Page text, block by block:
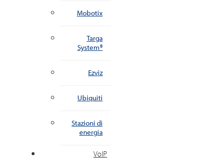
Mobotix
Targa
System®
Ezviz
Ubiquiti
Stazioni di
energia
VoIP